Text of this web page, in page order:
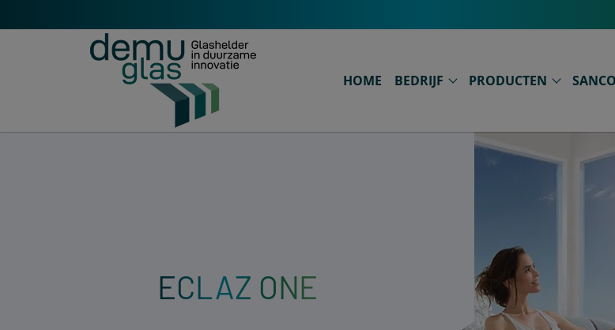
HOME BEDRIJF PRODUCTEN SANCO
ECLAZ ONE